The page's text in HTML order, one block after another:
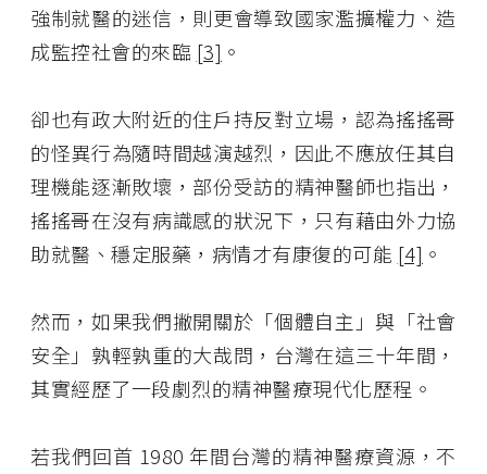
強制就醫的迷信，則更會導致國家濫擴權力、造
成監控社會的來臨 [3] 。
卻也有政大附近的住戶持反對立場，認為搖搖哥
的怪異行為隨時間越演越烈，因此不應放任其自
理機能逐漸敗壞，部份受訪的精神醫師也指出，
搖搖哥在沒有病識感的狀況下，只有藉由外力協
助就醫、穩定服藥，病情才有康復的可能 [4] 。
然而，如果我們撇開關於「個體自主」與「社會
安全」孰輕孰重的大哉問，台灣在這三十年間，
其實經歷了一段劇烈的精神醫療現代化歷程。
若我們回首 1980 年間台灣的精神醫療資源，不